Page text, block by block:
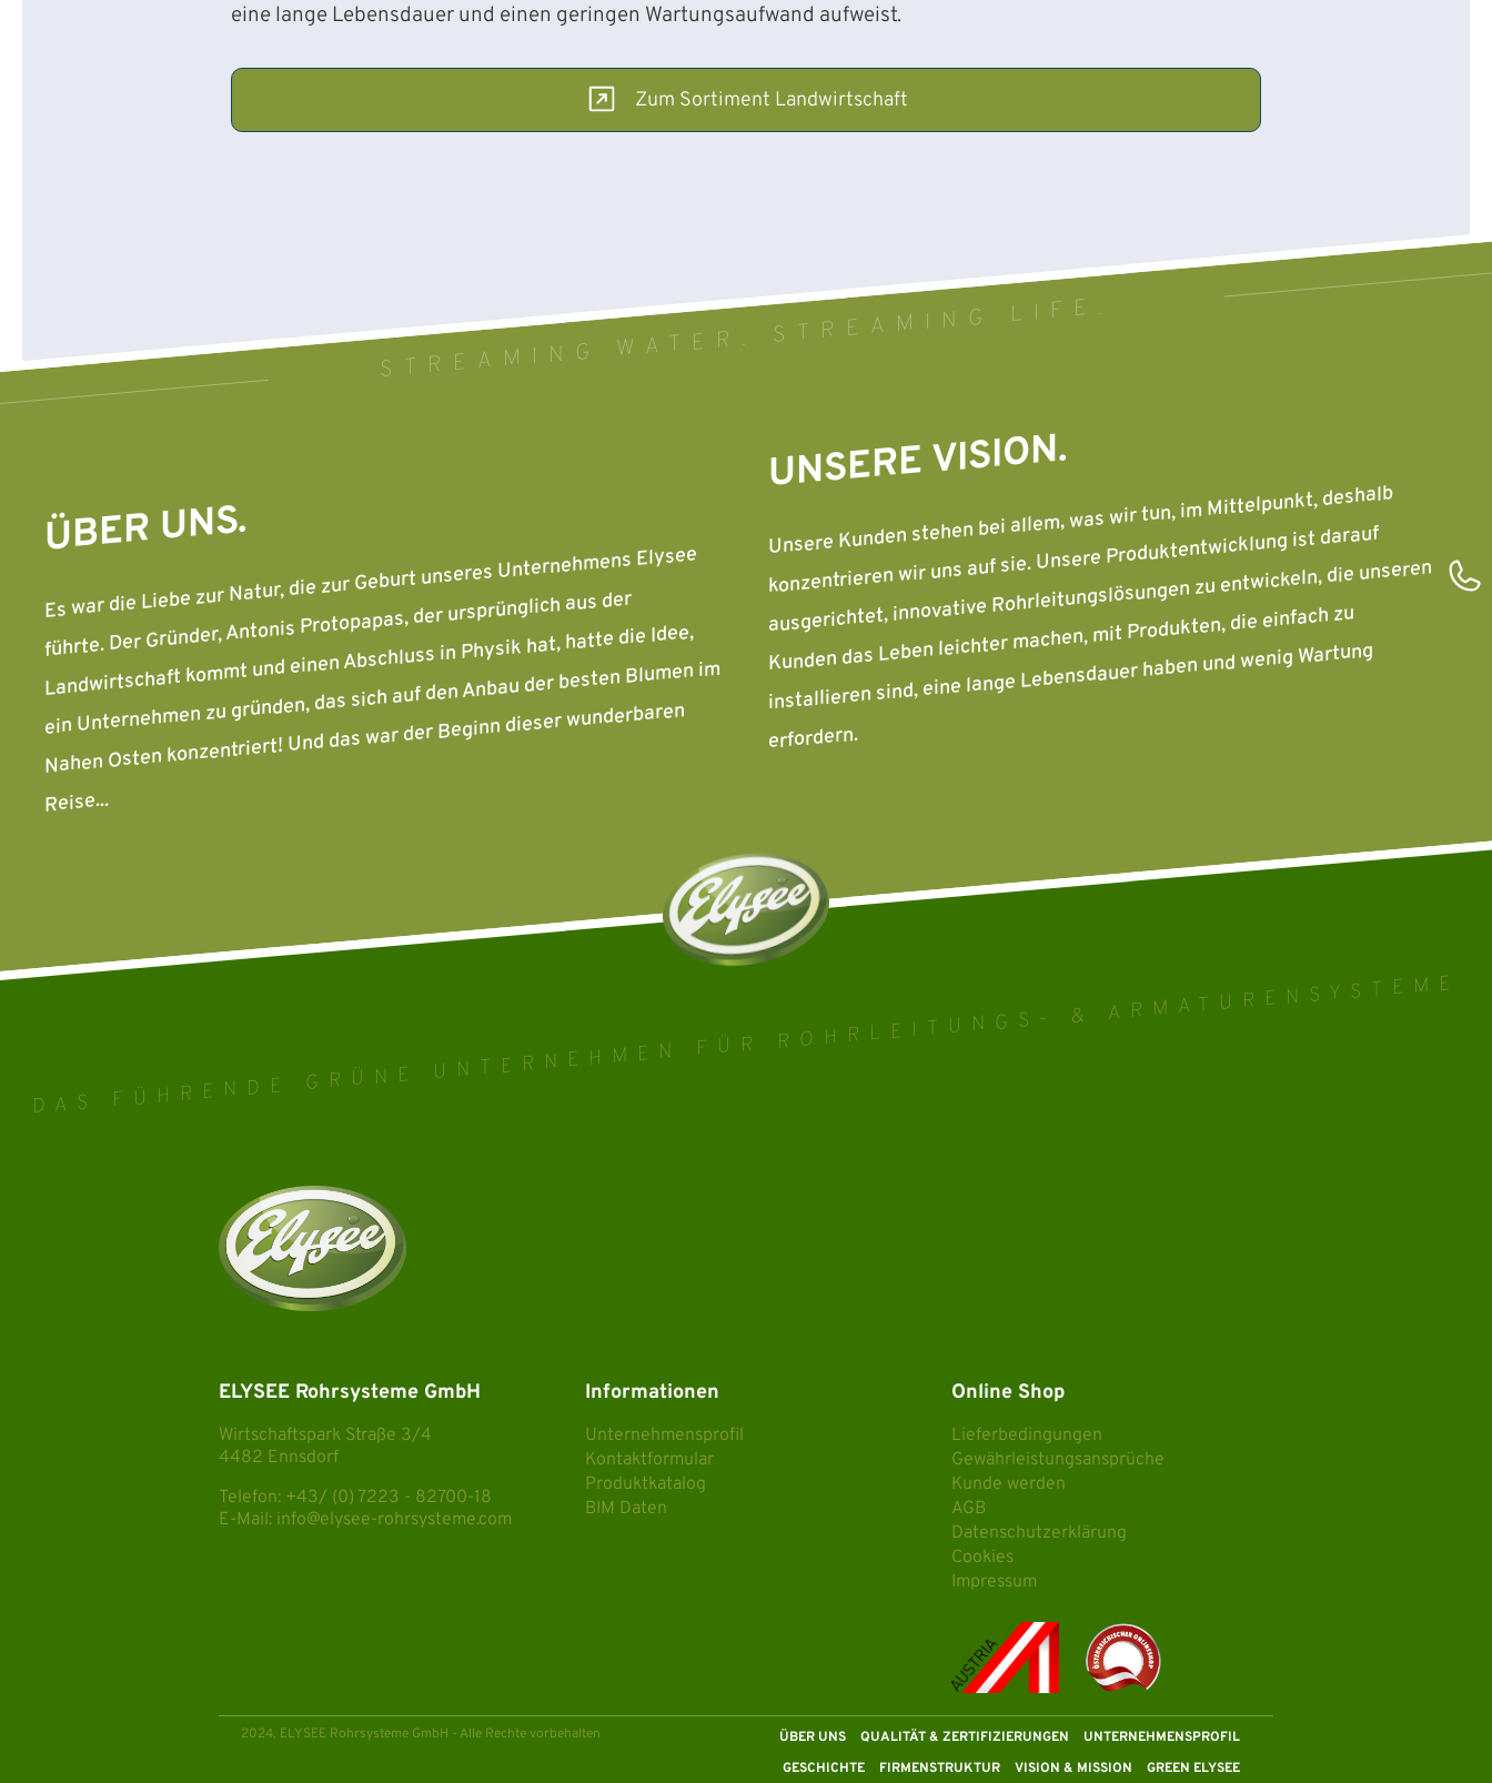
eine lange Lebensdauer und einen geringen Wartungsaufwand aufweist.
Zum Sortiment Landwirtschaft
STREAMING WATER. STREAMING LIFE.
ÜBER UNS.
Es war die Liebe zur Natur, die zur Geburt unseres Unternehmens Elysee
führte. Der Gründer, Antonis Protopapas, der ursprünglich aus der
Landwirtschaft kommt und einen Abschluss in Physik hat, hatte die Idee,
ein Unternehmen zu gründen, das sich auf den Anbau der besten Blumen im
Nahen Osten konzentriert! Und das war der Beginn dieser wunderbaren
Reise...
UNSERE VISION.
Unsere Kunden stehen bei allem, was wir tun, im Mittelpunkt, deshalb
konzentrieren wir uns auf sie. Unsere Produktentwicklung ist darauf
ausgerichtet, innovative Rohrleitungslösungen zu entwickeln, die unseren
Kunden das Leben leichter machen, mit Produkten, die einfach zu
installieren sind, eine lange Lebensdauer haben und wenig Wartung
erfordern.
DAS FÜHRENDE GRÜNE UNTERNEHMEN FÜR ROHRLEITUNGS- & ARMATURENSYSTEME
ELYSEE Rohrsysteme GmbH
Wirtschaftspark Straße 3/4
4482 Ennsdorf
Telefon: +43/ (0) 7223 - 82700-18
E-Mail: info@elysee-rohrsysteme.com
Informationen
Unternehmensprofil
Kontaktformular
Produktkatalog
BIM Daten
Online Shop
Lieferbedingungen
Gewährleistungsansprüche
Kunde werden
AGB
Datenschutzerklärung
Cookies
Impressum
2024, ELYSEE Rohrsysteme GmbH - Alle Rechte vorbehalten ÜBER UNS QUALITÄT & ZERTIFIZIERUNGEN
UNTERNEHMENSPROFIL
GESCHICHTE
FIRMENSTRUKTUR VISION & MISSION GREEN ELYSEE